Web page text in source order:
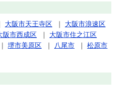
大阪市天王寺区 ｜ 大阪市浪速区
阪市西成区 ｜ 大阪市住之江区
堺市美原区 ｜ 八尾市 ｜ 松原市